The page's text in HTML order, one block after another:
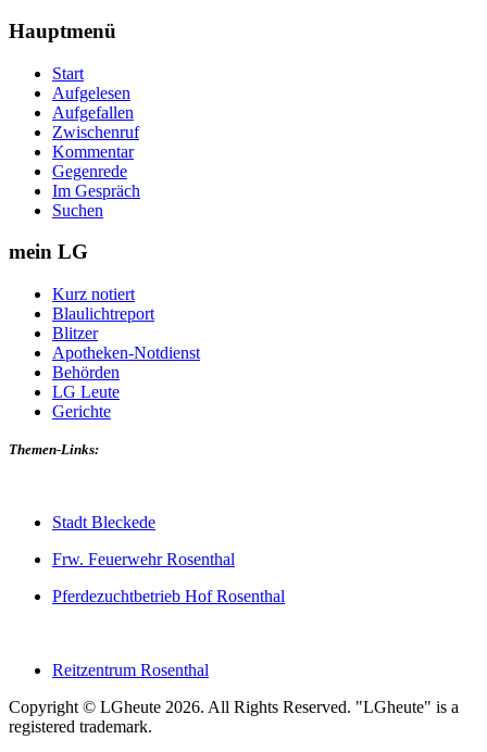
Hauptmenü
Start
Aufgelesen
Aufgefallen
Zwischenruf
Kommentar
Gegenrede
Im Gespräch
Suchen
mein LG
Kurz notiert
Blaulichtreport
Blitzer
Apotheken-Notdienst
Behörden
LG Leute
Gerichte
Themen-Links:
Stadt Bleckede
Frw. Feuerwehr Rosenthal
Pferdezuchtbetrieb Hof Rosenthal
Reitzentrum Rosenthal
Copyright © LGheute 2026. All Rights Reserved. "LGheute" is a
registered trademark.